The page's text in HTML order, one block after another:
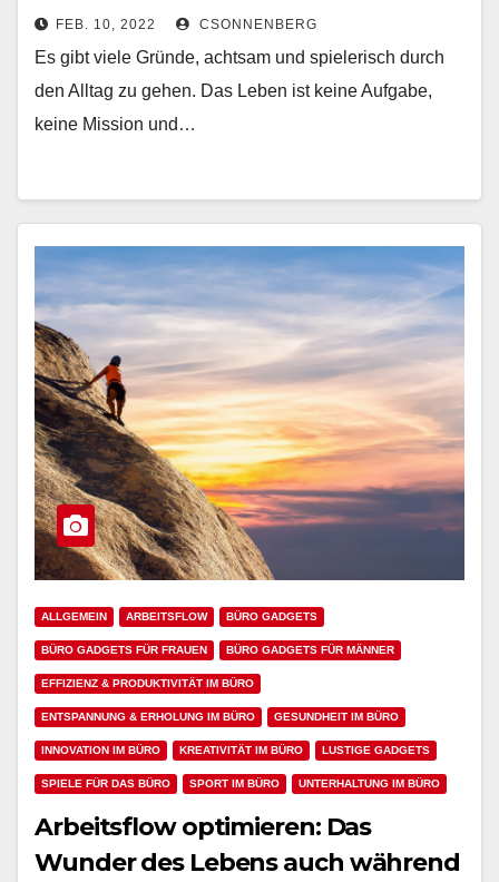
Achtsamkeit
FEB. 10, 2022 CSONNENBERG
Es gibt viele Gründe, achtsam und spielerisch durch
den Alltag zu gehen. Das Leben ist keine Aufgabe,
keine Mission und…
ALLGEMEIN ARBEITSFLOW BÜRO GADGETS
BÜRO GADGETS FÜR FRAUEN BÜRO GADGETS FÜR MÄNNER
EFFIZIENZ & PRODUKTIVITÄT IM BÜRO
ENTSPANNUNG & ERHOLUNG IM BÜRO GESUNDHEIT IM BÜRO
INNOVATION IM BÜRO KREATIVITÄT IM BÜRO LUSTIGE GADGETS
SPIELE FÜR DAS BÜRO SPORT IM BÜRO UNTERHALTUNG IM BÜRO
Arbeitsflow optimieren: Das
Wunder des Lebens auch während